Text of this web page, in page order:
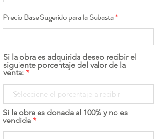
Precio Base Sugerido para la Subasta
Si la obra es adquirida deseo recibir el
siguiente porcentaje del valor de la
venta:
Si la obra es donada al 100% y no es
vendida